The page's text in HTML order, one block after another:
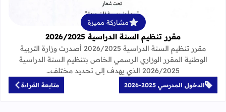
مشاركة مميزة
مقرر تنظيم السنة الدراسية 2026/2025
مقرر تنظيم السنة الدراسية 2026/2025 أصدرت وزارة التربية
الوطنية المقرر الوزاري الرسمي الخاص بتنظيم السنة الدراسية
2026/2025 الذي يهدف إلى تحديد مختلف…
الدخول المدرسي 2025-2026 متابعة القراءة